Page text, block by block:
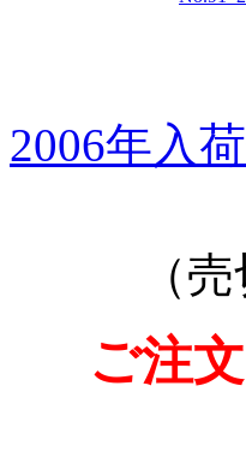
2006年入
（
ご注